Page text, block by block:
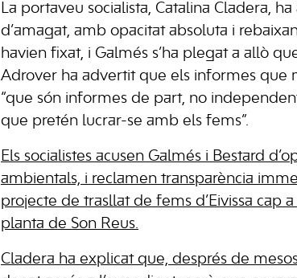
La portaveu socialista, Catalina Cladera,
d’amagat, amb opacitat absoluta i
havien fixat, i Galmés s’ha plegat a allò
Adrover ha advertit que els informes que
“que són informes de part, no
que pretén lucrar-se amb els fems”.
Els socialistes acusen Galmés i Bestard
ambientals, i reclamen transparència
projecte de trasllat de fems d’Eivissa cap
planta de Son Reus.
Cladera ha explicat que, després de